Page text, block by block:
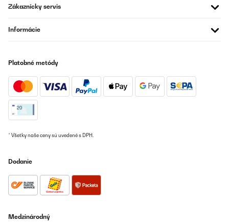
Zákaznícky servis
Informácie
Platobné metódy
* Všetky naše ceny sú uvedené s DPH.
Dodanie
Medzinárodný